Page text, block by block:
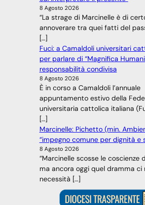
8 Agosto 2026
“La strage di Marcinelle è di
annoverare tra quei fatti del
[…]
Fuci: a Camaldoli universitari
per parlare di “Magnifica
responsabilità condivisa
8 Agosto 2026
È in corso a Camaldoli l’annuale
appuntamento estivo della
universitaria cattolica italiana
[…]
Marcinelle: Pichetto (min.
“impegno comune per dignità e
8 Agosto 2026
“Marcinelle scosse le coscienze
ma ancora oggi quel dramma ci
necessità […]